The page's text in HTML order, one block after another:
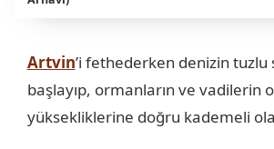
Artvin’i fethederken denizin tuzlu
başlayıp, ormanların ve vadilerin
yüksekliklerine doğru kademeli